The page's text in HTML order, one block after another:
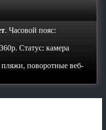
. Часовой пояс:
Статус: камера
поворотные веб-